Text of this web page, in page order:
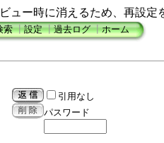
ー時に消えるため、再設定
索┃設定┃過去ログ┃ホーム
引用なし
パスワード